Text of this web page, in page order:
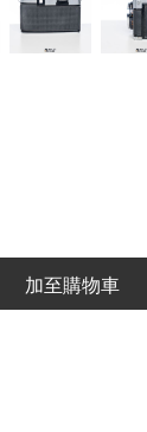
加至購物車